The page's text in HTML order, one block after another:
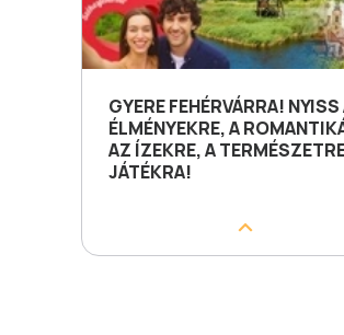
GYERE FEHÉRVÁRRA! NYISS
ÉLMÉNYEKRE, A
AZ ÍZEKRE, A
JÁTÉKRA!